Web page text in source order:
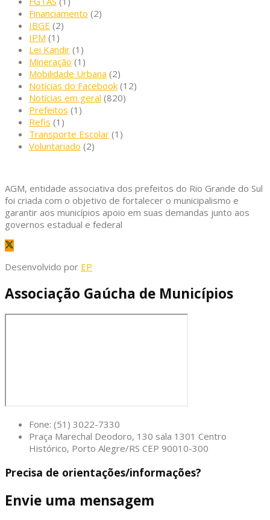
Financiamento (2)
IBGE (2)
IPM (1)
Lei Kandir (1)
Mineração (1)
Mobilidade Urbana (2)
Notícias do Facebook (12)
Notícias em geral (820)
Prefeitos (1)
Refis (1)
Transporte Escolar (1)
Voluntariado (2)
AGM, entidade associativa dos prefeitos do Rio Grande do Sul
foi criada com o objetivo de fortalecer o municipalismo e
garantir aos municípios apoio em suas demandas junto aos
governos estadual e federal
Desenvolvido por EP
Associação Gaúcha de Municípios
Fone: (51) 3022-7330
Praça Marechal Deodoro, 130 sala 1301 Centro
Histórico, Porto Alegre/RS CEP 90010-300
Precisa de orientações/informações?
Envie uma mensagem